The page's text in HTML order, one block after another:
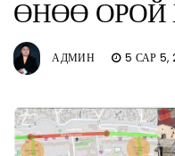
ӨНӨӨ
АДМИН 5 САР 5,